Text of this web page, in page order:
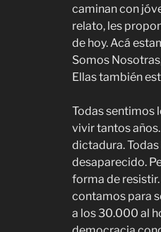
caminan con
relato, les
de hoy. Acá
Somos
Ellas también
Todas sentimos
vivir tantos
dictadura.
desaparecido.
forma de
contamos para
a los 30.000 al